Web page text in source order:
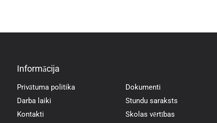
Informācija
Privātuma politika
Darba laiki
Kontakti
Dokumenti
Stundu saraksts
Skolas vērtības